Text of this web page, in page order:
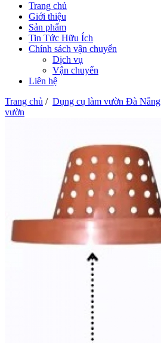
Trang chủ
Giới thiệu
Sản phẩm
Tin Tức Hữu Ích
Chính sách vận chuyển
Dịch vụ
Vận chuyển
Liên hệ
Trang chủ / Dụng cụ làm vườn Đà Nẵng
vườn